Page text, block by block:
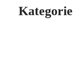
Kategorie